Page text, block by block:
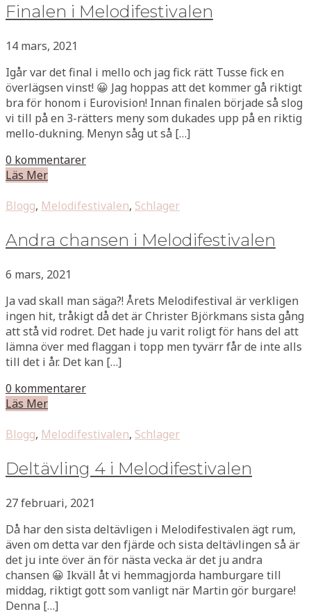
Finalen i Melodifestivalen
14 mars, 2021
Igår var det final i mello och jag fick rätt Tusse fick en
överlägsen vinst! 😀 Jag hoppas att det kommer gå riktigt
bra för honom i Eurovision! Innan finalen började så slog
vi till på en 3-rätters meny som dukades upp på en riktig
mello-dukning. Menyn såg ut så […]
0 kommentarer
Läs Mer
Blogg, Melodifestivalen, Schlager
Andra chansen i Melodifestivalen
6 mars, 2021
Ja vad skall man säga?! Årets Melodifestival är verkligen
ingen hit, tråkigt då det är Christer Björkmans sista gång
att stå vid rodret. Det hade ju varit roligt för hans del att
lämna över med flaggan i topp men tyvärr får de inte alls
till det i år. Det kan […]
0 kommentarer
Läs Mer
Blogg, Melodifestivalen, Schlager
Deltävling 4 i Melodifestivalen
27 februari, 2021
Då har den sista deltävligen i Melodifestivalen ägt rum,
även om detta var den fjärde och sista deltävlingen så är
det ju inte över än för nästa vecka är det ju andra
chansen 😀 Ikväll åt vi hemmagjorda hamburgare till
middag, riktigt gott som vanligt när Martin gör burgare!
Denna […]